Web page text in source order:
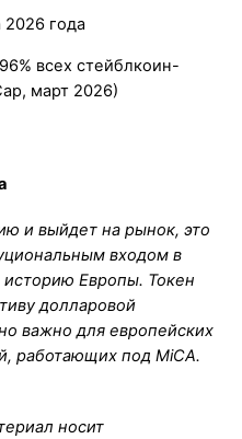
2026 года
всех стейблкоин-
март 2026)
и выйдет на рынок, это
входом в
Европы. Токен
долларовой
важно для европейских
работающих под MiCA.
носит